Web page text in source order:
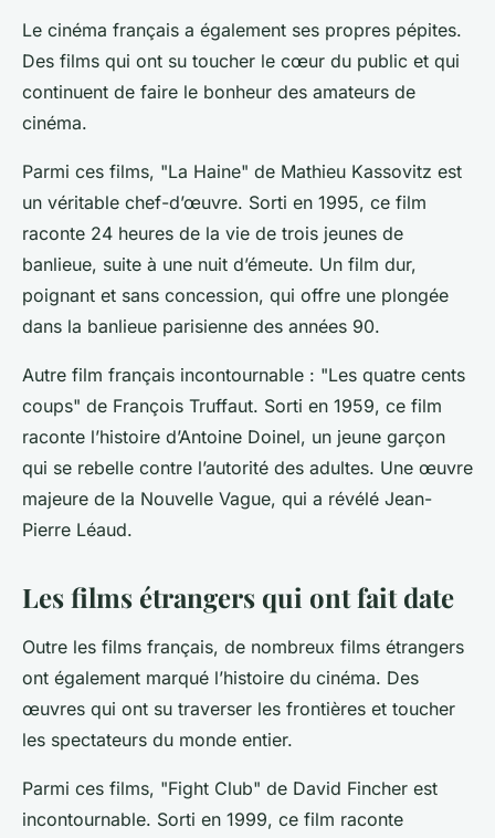
Le cinéma français a également ses propres pépites.
Des films qui ont su toucher le cœur du public et qui
continuent de faire le bonheur des amateurs de
cinéma.
Parmi ces films, "La Haine" de Mathieu Kassovitz est
un véritable chef-d’œuvre. Sorti en 1995, ce film
raconte 24 heures de la vie de trois jeunes de
banlieue, suite à une nuit d’émeute. Un film dur,
poignant et sans concession, qui offre une plongée
dans la banlieue parisienne des années 90.
Autre film français incontournable : "Les quatre cents
coups" de François Truffaut. Sorti en 1959, ce film
raconte l’histoire d’Antoine Doinel, un jeune garçon
qui se rebelle contre l’autorité des adultes. Une œuvre
majeure de la Nouvelle Vague, qui a révélé Jean-
Pierre Léaud.
Les films étrangers qui ont fait date
Outre les films français, de nombreux films étrangers
ont également marqué l’histoire du cinéma. Des
œuvres qui ont su traverser les frontières et toucher
les spectateurs du monde entier.
Parmi ces films, "Fight Club" de David Fincher est
incontournable. Sorti en 1999, ce film raconte